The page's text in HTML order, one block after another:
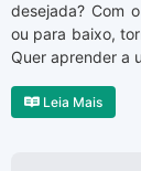
desejada? Com
ou para baixo,
Quer aprender a
Leia Mais